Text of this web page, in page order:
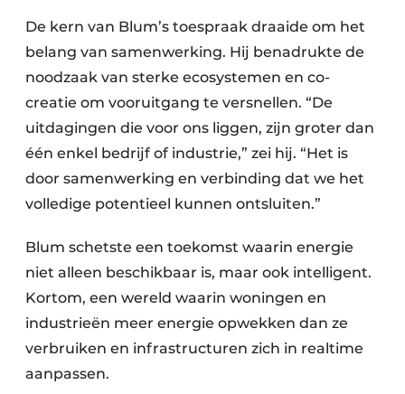
De kern van Blum’s toespraak draaide om het
belang van samenwerking. Hij benadrukte de
noodzaak van sterke ecosystemen en co-
creatie om vooruitgang te versnellen. “De
uitdagingen die voor ons liggen, zijn groter dan
één enkel bedrijf of industrie,” zei hij. “Het is
door samenwerking en verbinding dat we het
volledige potentieel kunnen ontsluiten.”
Blum schetste een toekomst waarin energie
niet alleen beschikbaar is, maar ook intelligent.
Kortom, een wereld waarin woningen en
industrieën meer energie opwekken dan ze
verbruiken en infrastructuren zich in realtime
aanpassen.